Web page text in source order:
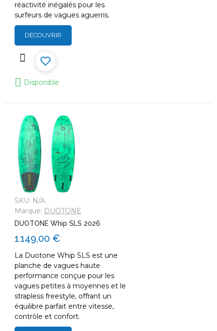
réactivité inégalés pour les
surfeurs de vagues aguerris.
DÉCOUVRIR
Disponible
SKU: N/A
Marque: DUOTONE
DUOTONE Whip SLS 2026
1 149,00 €
La Duotone Whip SLS est une
planche de vagues haute
performance conçue pour les
vagues petites à moyennes et le
strapless freestyle, offrant un
équilibre parfait entre vitesse,
contrôle et confort.